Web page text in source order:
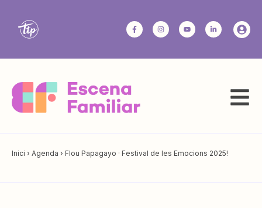
Inici › Agenda › Flou Papagayo · Festival de les Emocions 2025!